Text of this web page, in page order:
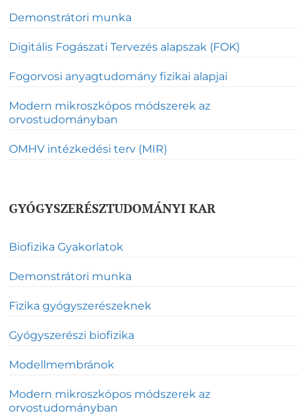
Demonstrátori munka
Digitális Fogászati Tervezés alapszak (FOK)
Fogorvosi anyagtudomány fizikai alapjai
Modern mikroszkópos módszerek az
orvostudományban
OMHV intézkedési terv (MIR)
GYÓGYSZERÉSZTUDOMÁNYI KAR
Biofizika Gyakorlatok
Demonstrátori munka
Fizika gyógyszerészeknek
Gyógyszerészi biofizika
Modellmembránok
Modern mikroszkópos módszerek az
orvostudományban